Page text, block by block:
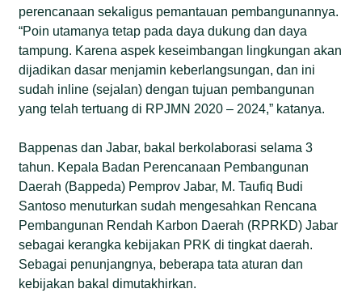
perencanaan sekaligus pemantauan pembangunannya.
“Poin utamanya tetap pada daya dukung dan daya
tampung. Karena aspek keseimbangan lingkungan akan
dijadikan dasar menjamin keberlangsungan, dan ini
sudah inline (sejalan) dengan tujuan pembangunan
yang telah tertuang di RPJMN 2020 – 2024,” katanya.
Bappenas dan Jabar, bakal berkolaborasi selama 3
tahun. Kepala Badan Perencanaan Pembangunan
Daerah (Bappeda) Pemprov Jabar, M. Taufiq Budi
Santoso menuturkan sudah mengesahkan Rencana
Pembangunan Rendah Karbon Daerah (RPRKD) Jabar
sebagai kerangka kebijakan PRK di tingkat daerah.
Sebagai penunjangnya, beberapa tata aturan dan
kebijakan bakal dimutakhirkan.